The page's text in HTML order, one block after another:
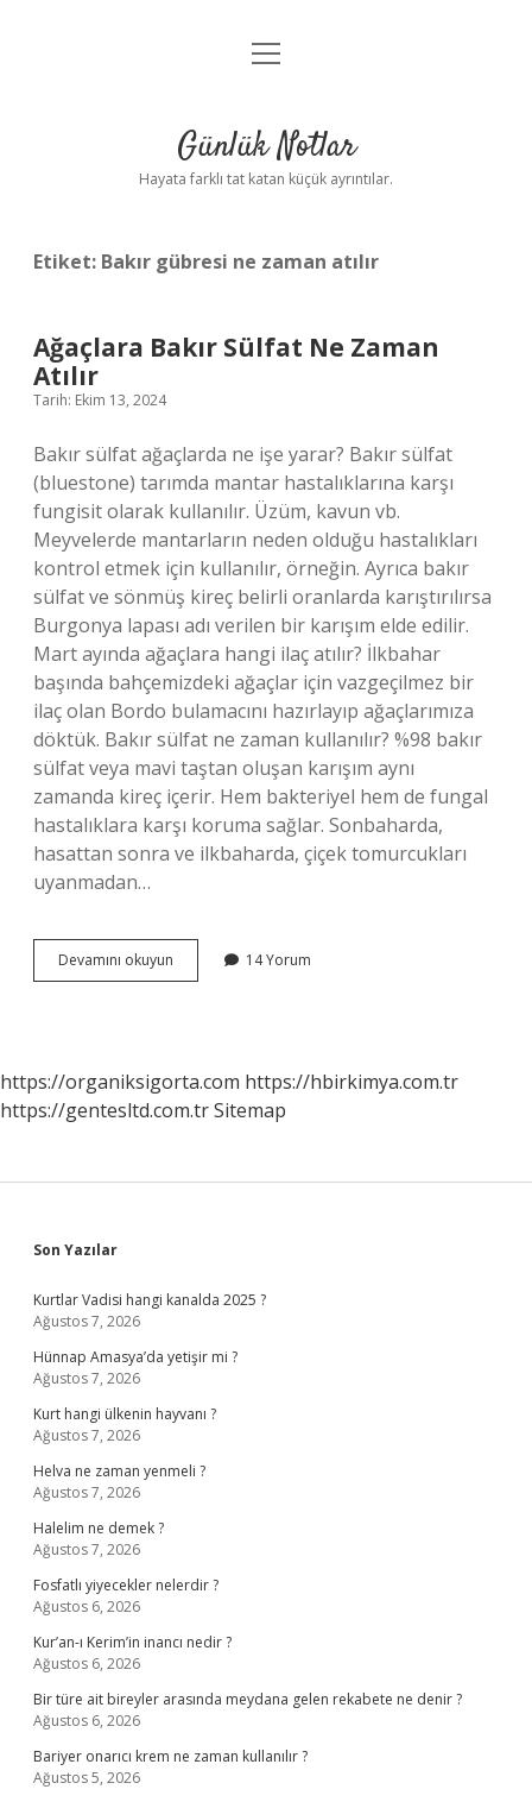
Anasayfa
Yasal Uyarı
menüyü
Günlük Notlar
Hayata farklı tat katan küçük ayrıntılar.
Etiket: Bakır gübresi ne zaman atılır
Ağaçlara Bakır Sülfat Ne Zaman
Atılır
Tarih: Ekim 13, 2024
Bakır sülfat ağaçlarda ne işe yarar? Bakır sülfat
(bluestone) tarımda mantar hastalıklarına karşı
fungisit olarak kullanılır. Üzüm, kavun vb.
Meyvelerde mantarların neden olduğu hastalıkları
kontrol etmek için kullanılır, örneğin. Ayrıca bakır
sülfat ve sönmüş kireç belirli oranlarda karıştırılırsa
Burgonya lapası adı verilen bir karışım elde edilir.
Mart ayında ağaçlara hangi ilaç atılır? İlkbahar
başında bahçemizdeki ağaçlar için vazgeçilmez bir
ilaç olan Bordo bulamacını hazırlayıp ağaçlarımıza
döktük. Bakır sülfat ne zaman kullanılır? %98 bakır
sülfat veya mavi taştan oluşan karışım aynı
zamanda kireç içerir. Hem bakteriyel hem de fungal
hastalıklara karşı koruma sağlar. Sonbaharda,
hasattan sonra ve ilkbaharda, çiçek tomurcukları
uyanmadan…
Devamını okuyun Ağaçlara
Bakır
14 Yorum
https://organiksigorta.com https://hbirkimya.com.tr
https://gentesltd.com.trSitemap
Sidebar
Son Yazılar
Kurtlar Vadisi hangi kanalda 2025 ?
Ağustos 7, 2026
Hünnap Amasya’da yetişir mi ?
Ağustos 7, 2026
Kurt hangi ülkenin hayvanı ?
Ağustos 7, 2026
Helva ne zaman yenmeli ?
Ağustos 7, 2026
Halelim ne demek ?
Ağustos 7, 2026
Fosfatlı yiyecekler nelerdir ?
Ağustos 6, 2026
Kur’an-ı Kerim’in inancı nedir ?
Ağustos 6, 2026
Bir türe ait bireyler arasında meydana gelen rekabete ne denir ?
Ağustos 6, 2026
Bariyer onarıcı krem ne zaman kullanılır ?
Ağustos 5, 2026